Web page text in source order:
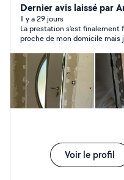
plus de 20 ans En passant par les choses les plus
simples aux plus
entière satisfaction et bien
d'électronique et de
meubles en tout genre,
Dernier avis laissé par
Il y a 29 jours
La prestation s'est finalement
proche de mon domicile mais
Voir le profil